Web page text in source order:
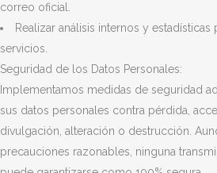
correo oficial.
Realizar análisis internos y estadísticas
servicios.
Seguridad de los Datos Personales:
Implementamos medidas de seguridad
sus datos personales contra pérdida,
divulgación, alteración o destrucción.
precauciones razonables, ninguna